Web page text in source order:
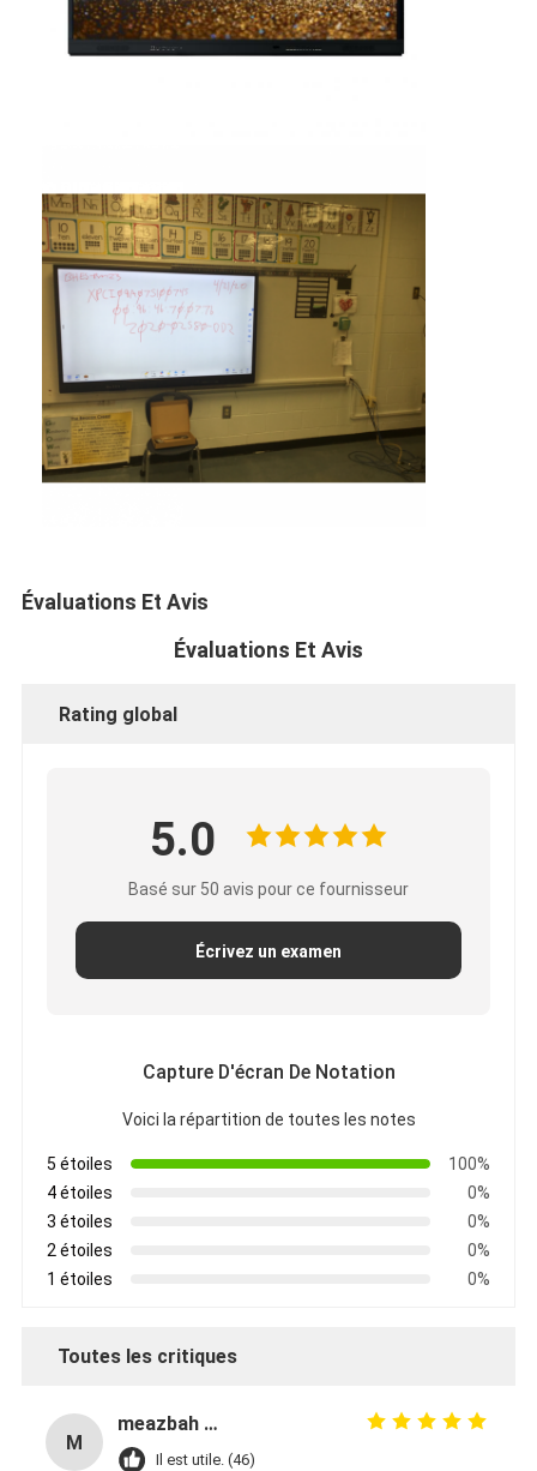
Tableau noir intelligent
Panneau interactif de projecteur
Caméra de document de visualiseur
le projecteur
Kiosque d'écran tactile
signalisation numérique
moniteur de publicité numérique
écran intelligent portable
Évaluations Et Avis
Évaluations Et Avis
Rating global
5.0
Basé sur 50 avis pour ce fournisseur
Écrivez un examen
Capture D'écran De Notation
Voici la répartition de toutes les notes
5 étoiles
100%
4 étoiles
0%
3 étoiles
0%
2 étoiles
0%
1 étoiles
0%
Toutes les critiques
M
meazbah me
Il est utile. (46)